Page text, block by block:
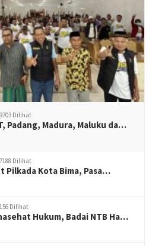
Dilihat
Padang, Madura, Maluku da…
Dilihat
Pilkada Kota Bima, Pasa…
Dilihat
Hukum, Badai NTB Ha…